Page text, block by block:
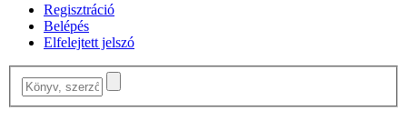
Regisztráció
Belépés
Elfelejtett jelszó